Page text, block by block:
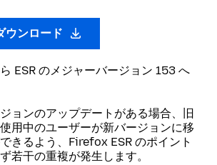
ウンロード
ESR のメジャーバージョン 153 へ
ョンのアップデートがある場合、旧
用中のユーザーが新バージョンに移
きるよう、Firefox ESR のポイント
若干の重複が発生します。